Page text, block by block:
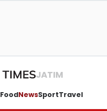
JATIM
FoodNewsSportTravel